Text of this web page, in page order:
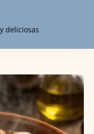
deliciosas